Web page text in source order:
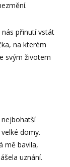
nás přinutí vstát
na kterém
svým životem
nejbohatší
domy.
mě bavila,
uznání.